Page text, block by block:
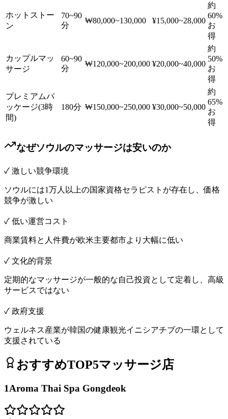
ホットストー
ン
70~90
分
₩80,000~130,000 ¥15,000~28,000
約
60%
お
得
カップルマッ
サージ
60~90
分
₩120,000~200,000 ¥20,000~40,000
約
50%
お
得
プレミアムパ
ッケージ(3時
間)
180分 ₩150,000~250,000 ¥30,000~50,000
約
65%
お
得
なぜソウルのマッサージは安いのか
✓ 激しい競争環境
ソウルには1万人以上の国家資格セラピストが存在し、価格
競争が激しい
✓ 低い運営コスト
商業賃料と人件費が欧米主要都市より大幅に低い
✓ 文化的背景
定期的なマッサージが一般的な自己投資として定着し、高級
サービスではない
✓ 政府支援
ウェルネス産業が韓国の健康観光イニシアチブの一環として
支援されている
おすすめTOP5マッサージ店
1Aroma Thai Spa Gongdeok